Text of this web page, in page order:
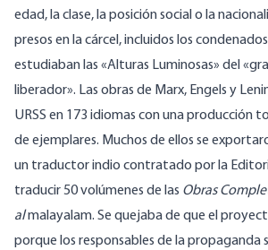
edad, la clase, la posición social o la
presos en la cárcel, incluidos los
estudiaban las «Alturas Luminosas» del
liberador». Las obras de Marx, Engels y
URSS en 173 idiomas con una producción
de ejemplares. Muchos de ellos se
un traductor indio contratado por la
traducir 50 volúmenes de las Obras
almalayalam. Se quejaba de que el
porque los responsables de la propaganda